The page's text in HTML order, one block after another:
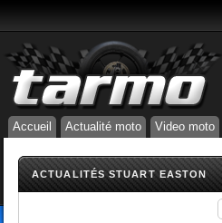
Accueil Actualité moto Video moto
ACTUALITÉS STUART EASTON